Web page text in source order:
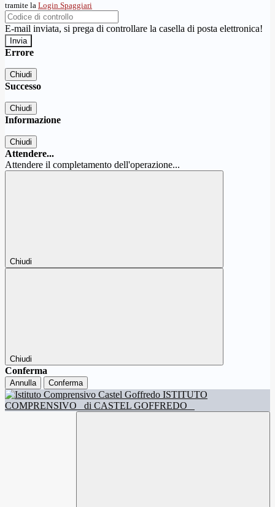
tramite la Login Spaggiari
E-mail inviata, si prega di controllare la casella di posta elettronica!
Errore
Chiudi
Successo
Chiudi
Informazione
Chiudi
Attendere...
Attendere il completamento dell'operazione...
Chiudi
Chiudi
Conferma
Annulla Conferma
ISTITUTO
COMPRENSIVO
di CASTEL GOFFREDO